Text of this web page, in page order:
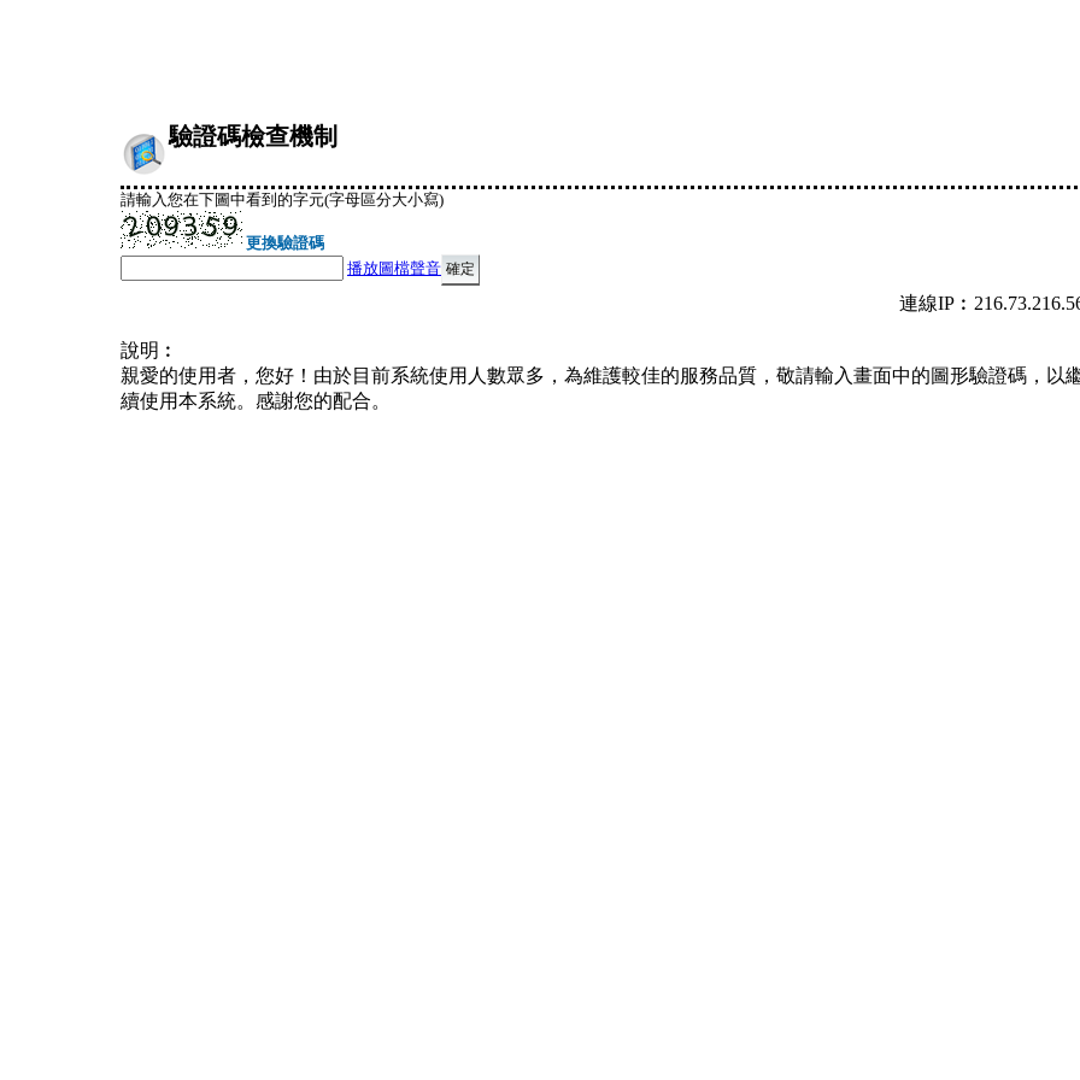
驗證碼檢查機制
請輸入您在下圖中看到的字元(字母區分大小寫)
更換驗證碼
播放圖檔聲音
連線
說明︰
親愛的使用者，您好！由於目前系統使用人數眾多，為維護較佳的服務品質，敬請輸入畫面中的圖形驗證碼，以
續使用本系統。感謝您的配合。